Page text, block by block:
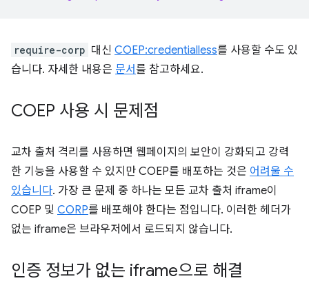
require-corp 대신 COEP:credentialless를 사용할 수도 있
습니다. 자세한 내용은 문서를 참고하세요.
COEP 사용 시 문제점
교차 출처 격리를 사용하면 웹페이지의 보안이 강화되고 강력
한 기능을 사용할 수 있지만 COEP를 배포하는 것은 어려울 수
있습니다. 가장 큰 문제 중 하나는 모든 교차 출처 iframe이
COEP 및 CORP를 배포해야 한다는 점입니다. 이러한 헤더가
없는 iframe은 브라우저에서 로드되지 않습니다.
인증 정보가 없는 iframe으로 해결